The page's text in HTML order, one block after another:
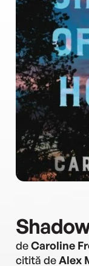
deCaroline
citită deAlex